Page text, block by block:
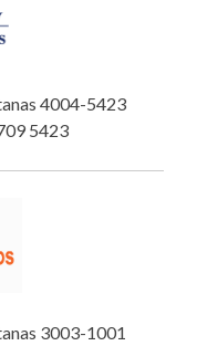
4004-5423
5423
3003-1001